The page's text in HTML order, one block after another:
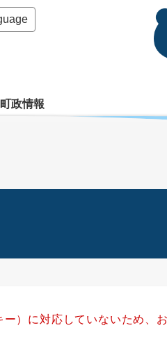
町政情報
）に対応していないため、